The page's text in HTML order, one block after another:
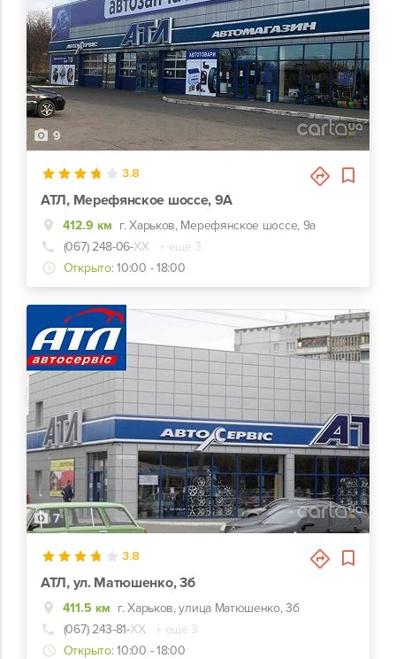
9
3.8
АТЛ, Мерефянское шоссе, 9А
412.9 км г. Харьков, Мерефянское шоссе, 9а
(067) 248-06-ХХ
+ еще 3
Открыто: 10:00 - 18:00
7
3.8
АТЛ, ул. Матюшенко, 3б
411.5 км г. Харьков, улица Матюшенко, 3б
(067) 243-81-ХХ
+ еще 3
Открыто: 10:00 - 18:00